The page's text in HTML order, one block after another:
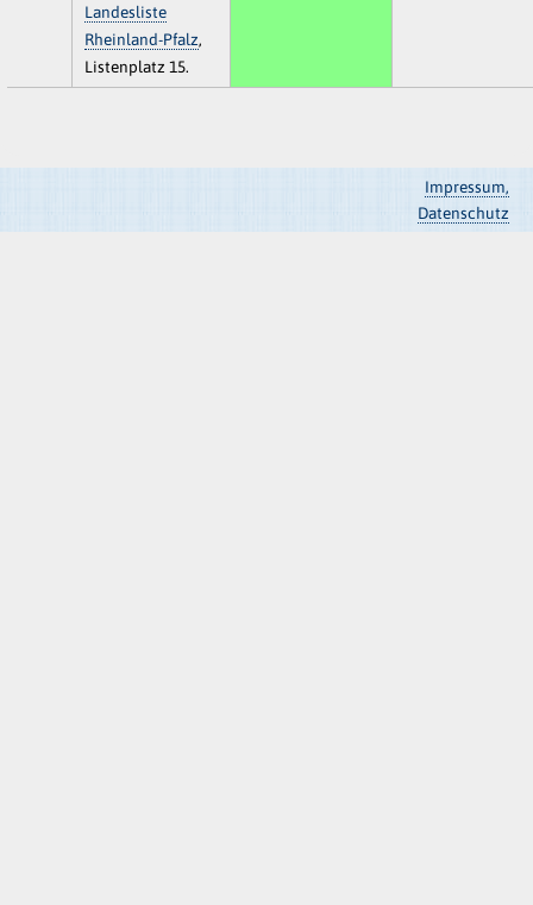
Landesliste
Rheinland-Pfalz,
Listenplatz 15.
Impressum,
Datenschutz